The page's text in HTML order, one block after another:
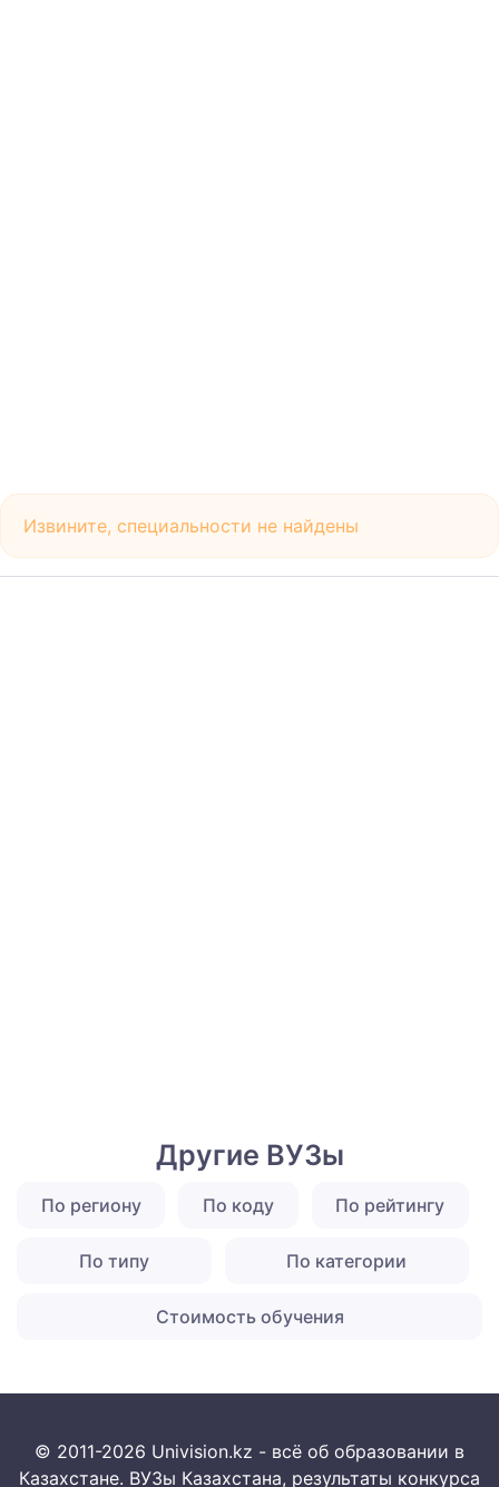
Извините, специальности не найдены
Другие ВУЗы
По региону По коду По рейтингу
По типу По категории
Стоимость обучения
© 2011-2026 Univision.kz - всё об образовании в
Казахстане. ВУЗы Казахстана, результаты конкурса